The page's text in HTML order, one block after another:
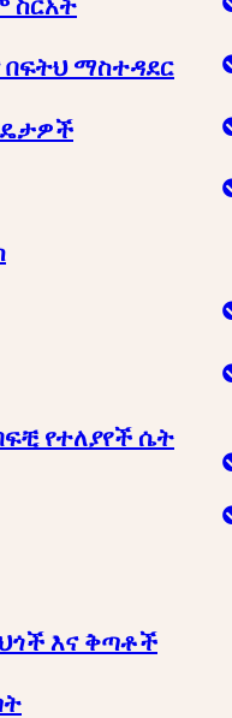
ስርአት
በፍትህ ማስተዳደር
የተለያየች ሴት
እና ቅጣቶች